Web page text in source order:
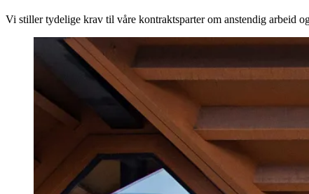
Vi stiller tydelige krav til våre kontraktsparter om anstendig arbeid